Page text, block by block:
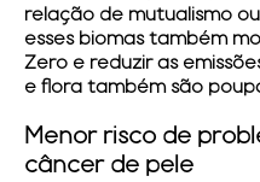
relação de mutualismo
esses biomas também
Zero e reduzir as
e flora também são
Menor risco de
câncer de pele